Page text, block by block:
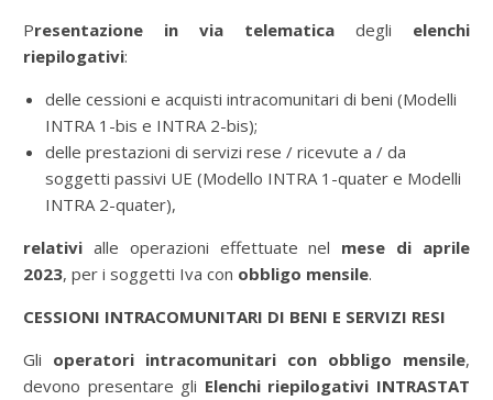
Presentazione in via telematica degli elenchi
riepilogativi:
delle cessioni e acquisti intracomunitari di beni (Modelli
INTRA 1-bis e INTRA 2-bis);
delle prestazioni di servizi rese / ricevute a / da
soggetti passivi UE (Modello INTRA 1-quater e Modelli
INTRA 2-quater),
relativi alle operazioni effettuate nel mese di aprile
2023, per i soggetti Iva con obbligo mensile.
CESSIONI INTRACOMUNITARI DI BENI E SERVIZI RESI
Gli operatori intracomunitari con obbligo mensile,
devono presentare gli Elenchi riepilogativi INTRASTAT